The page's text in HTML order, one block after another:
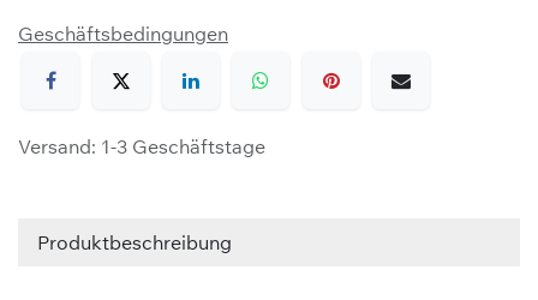
Geschäftsbedingungen
Versand: 1-3 Geschäftstage
Produktbeschreibung